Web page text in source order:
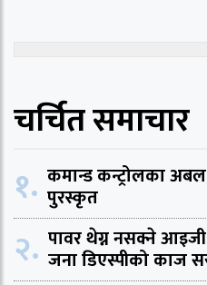
चर्चित समाचार
१. कमान्ड कन्ट्रोलका अबल
पुरस्कृत
२. पावर थेग्न नसक्ने
जना डिएस्पीको काज